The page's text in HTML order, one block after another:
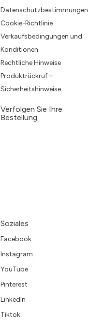
Datenschutzbestimmungen
Cookie-Richtlinie
Verkaufsbedingungen und
Konditionen
Rechtliche Hinweise
Produktrückruf –
Sicherheitshinweise
Verfolgen Sie Ihre
Bestellung
Soziales
Facebook
Instagram
YouTube
Pinterest
LinkedIn
Tiktok